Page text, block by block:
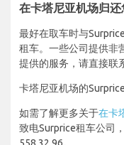
在卡塔尼亚机场归
最好在取车时与
租车。一些公司提供非
提供的服务，请直接联
卡塔尼亚机场的
如需了解更多关于在卡
致电Surprice租车公司
558 32 96。